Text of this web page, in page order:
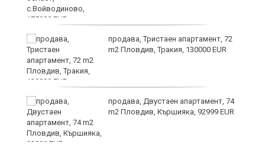
продава, Тристаен апартамент, 72
m2 Пловдив, Тракия, 130000 EUR
продава, Двустаен апартамент, 74
m2 Пловдив, Кършияка, 92999 EUR